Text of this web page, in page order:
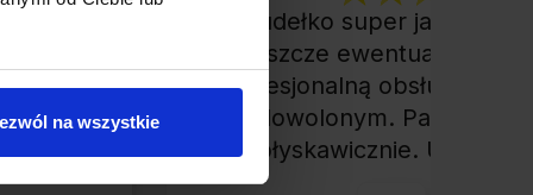
na wszystkie
Pudełko super jakości,
jeszcze ewentualny
profesjonalną obsługą
zadowolonym. Paczkę
błyskawicznie. Udane